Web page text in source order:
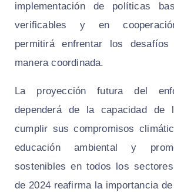
implementación de políticas
verificables y en
permitirá enfrentar los desafíos
manera coordinada.
La proyección futura del
dependerá de la capacidad de
cumplir sus compromisos
educación ambiental y
sostenibles en todos los
de 2024 reafirma la importancia